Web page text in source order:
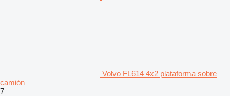
Volvo FL614 4x2 plataforma sobre
camión
7